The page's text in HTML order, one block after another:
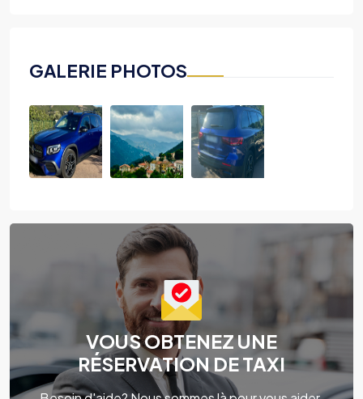
GALERIE PHOTOS
VOUS OBTENEZ UNE
RÉSERVATION DE TAXI